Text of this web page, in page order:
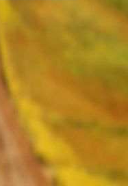
Canada